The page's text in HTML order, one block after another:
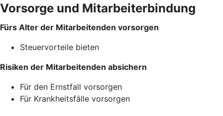
Vorsorge und Mitarbeiterbindung
Fürs Alter der Mitarbeitenden vorsorgen
Steuervorteile bieten
Risiken der Mitarbeitenden absichern
Für den Ernstfall vorsorgen
Für Krankheitsfälle vorsorgen